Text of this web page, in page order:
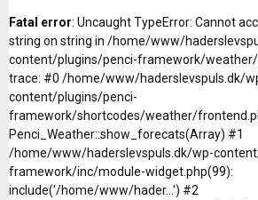
Fatal error: Uncaught TypeError: Cannot
string on string in /home/www/
content/plugins/penci-framework/weather/
trace: #0 /home/www/haderslevspuls.dk/
content/plugins/penci-
framework/shortcodes/weather/
Penci_Weather::show_forecats(Array) #1
/home/www/haderslevspuls.dk/wp-
framework/inc/module-widget.php(99):
include('/home/www/hader...') #2